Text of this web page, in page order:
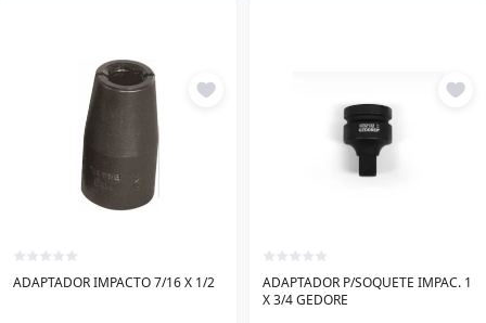
ADAPTADOR IMPACTO 7/16 X 1/2
ADAPTADOR P/SOQUETE IMPAC. 1
X 3/4 GEDORE